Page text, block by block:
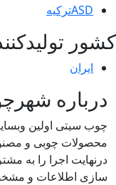
ASDترکیه
کشور
ایران
درباره
چوب سیتی اولین
محصولات چوبی و
درنهایت اجرا را به
سازی اطلاعات و